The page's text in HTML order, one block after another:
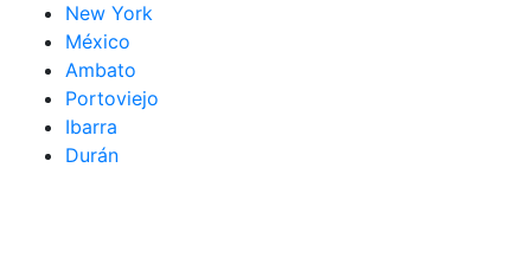
New York
México
Ambato
Portoviejo
Ibarra
Durán